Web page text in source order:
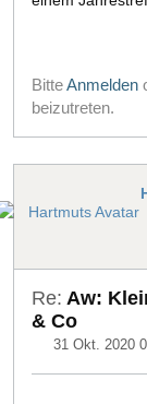
BitteAnmelden
beizutreten.
Re: Aw:
& Co
31 Okt. 2020